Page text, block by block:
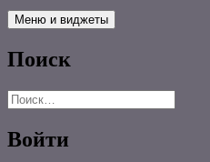
Меню и виджеты
Поиск
Найти:
Войти